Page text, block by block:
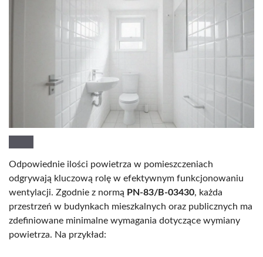
Odpowiednie ilości powietrza w pomieszczeniach
odgrywają kluczową rolę w efektywnym funkcjonowaniu
wentylacji. Zgodnie z normą PN-83/B-03430, każda
przestrzeń w budynkach mieszkalnych oraz publicznych ma
zdefiniowane minimalne wymagania dotyczące wymiany
powietrza. Na przykład: